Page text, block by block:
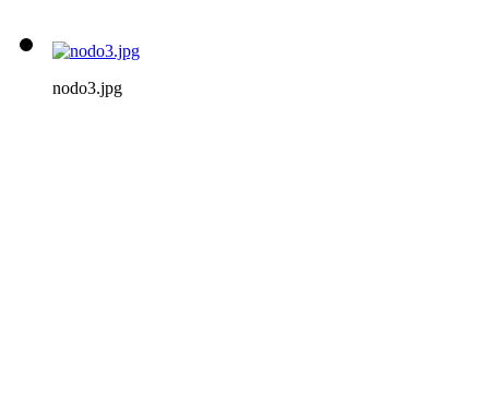
nodo3.jpg